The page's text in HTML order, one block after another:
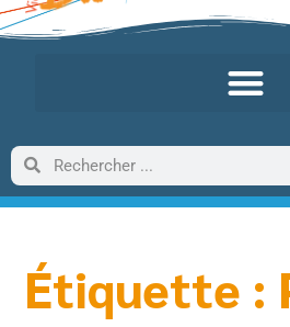
Étiquette :